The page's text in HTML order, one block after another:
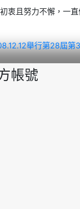
衷且努力不懈，一
舉行第28屆
帳號